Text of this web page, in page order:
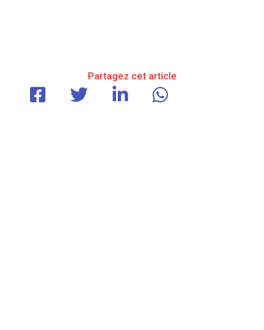
Partagez cet article